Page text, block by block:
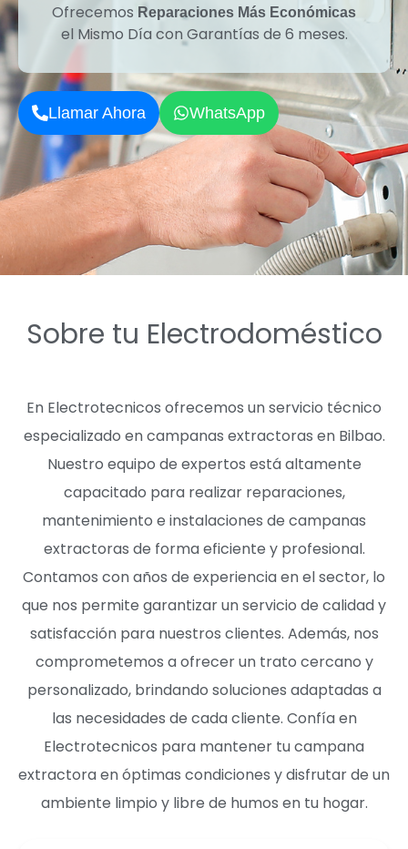
Ofrecemos Reparaciones Más Económicas
el Mismo Día con Garantías de 6 meses.
Llamar Ahora WhatsApp
Sobre tu Electrodoméstico
En Electrotecnicos ofrecemos un servicio técnico
especializado en campanas extractoras en Bilbao.
Nuestro equipo de expertos está altamente
capacitado para realizar reparaciones,
mantenimiento e instalaciones de campanas
extractoras de forma eficiente y profesional.
Contamos con años de experiencia en el sector, lo
que nos permite garantizar un servicio de calidad y
satisfacción para nuestros clientes. Además, nos
comprometemos a ofrecer un trato cercano y
personalizado, brindando soluciones adaptadas a
las necesidades de cada cliente. Confía en
Electrotecnicos para mantener tu campana
extractora en óptimas condiciones y disfrutar de un
ambiente limpio y libre de humos en tu hogar.